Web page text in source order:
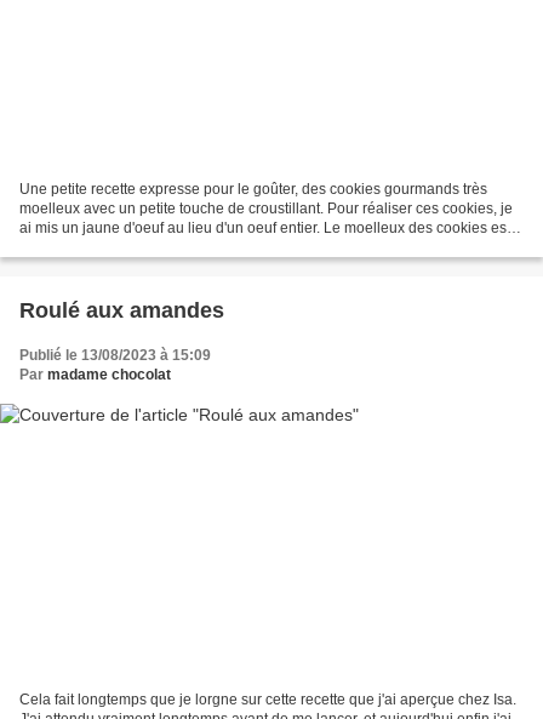
Une petite recette expresse pour le goûter, des cookies gourmands très
moelleux avec un petite touche de croustillant. Pour réaliser ces cookies, je
ai mis un jaune d'oeuf au lieu d'un oeuf entier. Le moelleux des cookies est
Roulé aux amandes
Publié le 13/08/2023 à 15:09
Par madame chocolat
Cela fait longtemps que je lorgne sur cette recette que j'ai aperçue chez Isa.